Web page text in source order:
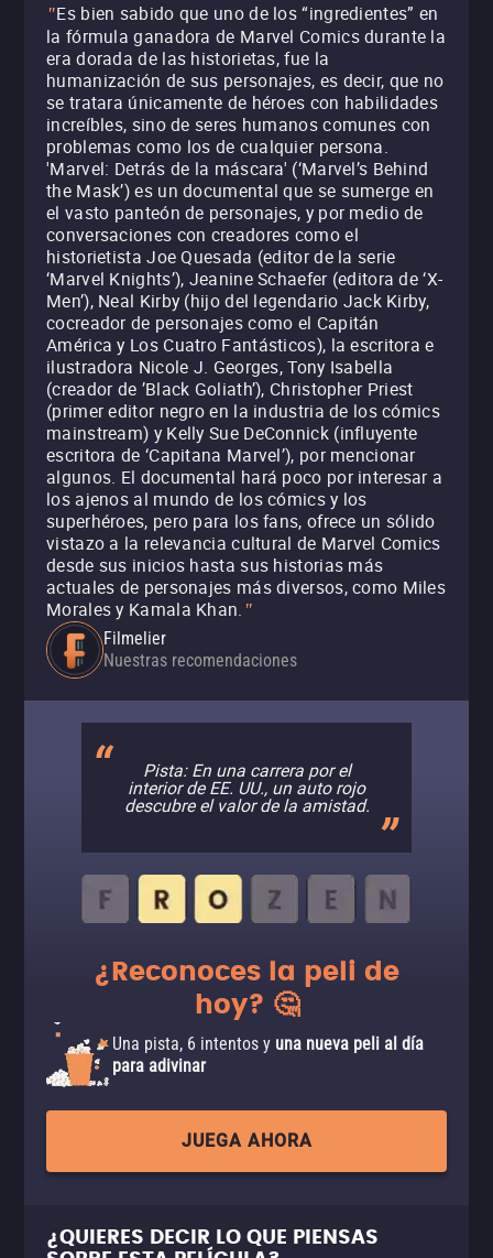
"Es bien sabido que uno de los “ingredientes” en
la fórmula ganadora de Marvel Comics durante la
era dorada de las historietas, fue la
humanización de sus personajes, es decir, que no
se tratara únicamente de héroes con habilidades
increíbles, sino de seres humanos comunes con
problemas como los de cualquier persona.
'Marvel: Detrás de la máscara' (‘Marvel’s Behind
the Mask’) es un documental que se sumerge en
el vasto panteón de personajes, y por medio de
conversaciones con creadores como el
historietista Joe Quesada (editor de la serie
‘Marvel Knights’), Jeanine Schaefer (editora de ‘X-
Men’), Neal Kirby (hijo del legendario Jack Kirby,
cocreador de personajes como el Capitán
América y Los Cuatro Fantásticos), la escritora e
ilustradora Nicole J. Georges, Tony Isabella
(creador de ’Black Goliath’), Christopher Priest
(primer editor negro en la industria de los cómics
mainstream) y Kelly Sue DeConnick (influyente
escritora de ‘Capitana Marvel’), por mencionar
algunos. El documental hará poco por interesar a
los ajenos al mundo de los cómics y los
superhéroes, pero para los fans, ofrece un sólido
vistazo a la relevancia cultural de Marvel Comics
desde sus inicios hasta sus historias más
actuales de personajes más diversos, como Miles
Morales y Kamala Khan. "
Filmelier
Nuestras recomendaciones
Pista: En una carrera por el
interior de EE. UU., un auto rojo
descubre el valor de la amistad.
¿Reconoces la peli de
hoy? 🤔
Una pista, 6 intentos y una nueva peli al día
para adivinar
JUEGA AHORA
¿QUIERES DECIR LO QUE PIENSAS